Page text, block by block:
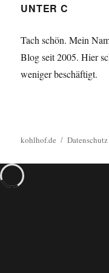
UNTER C
Tach schön. Mein
Blog seit 2005. Hier
weniger beschäftigt.
kohlhof.de Datenschutz